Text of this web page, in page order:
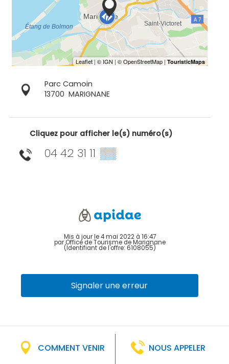
Parc Camoin
13700 MARIGNANE
Cliquez pour afficher le(s) numéro(s)
04 42 31 11 ▒▒
Mis à jour le 4 mai 2022 à 16:47
par Office de Tourisme de Marignane
(Identifiant de l'offre: 6108055)
Signaler une erreur
COMMENT VENIR NOUS APPELER